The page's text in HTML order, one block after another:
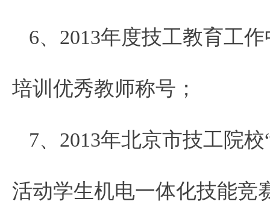
6、2013年度技工教育工
培训优秀教师称号；
7、2013年北京市技工院
活动学生机电一体化技能竞